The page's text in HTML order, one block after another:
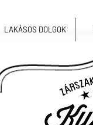
LAKÁSOS DOLGOK